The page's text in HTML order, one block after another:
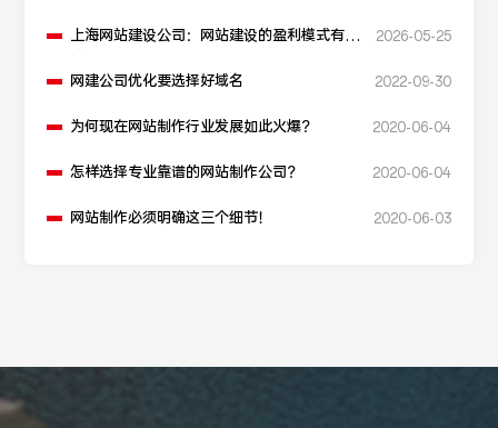
上海网站建设公司：网站建设的盈利模式有哪
2026-05-25
网建公司优化要选择好域名 2022-09-30
为何现在网站制作行业发展如此火爆？ 2020-06-04
怎样选择专业靠谱的网站制作公司？ 2020-06-04
网站制作必须明确这三个细节！ 2020-06-03